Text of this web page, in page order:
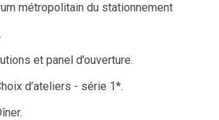
métropolitain du stationnement
et panel d’ouverture.
d’ateliers - série 1*.